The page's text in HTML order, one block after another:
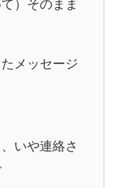
）そのまま
メッセージ
いや連絡さ